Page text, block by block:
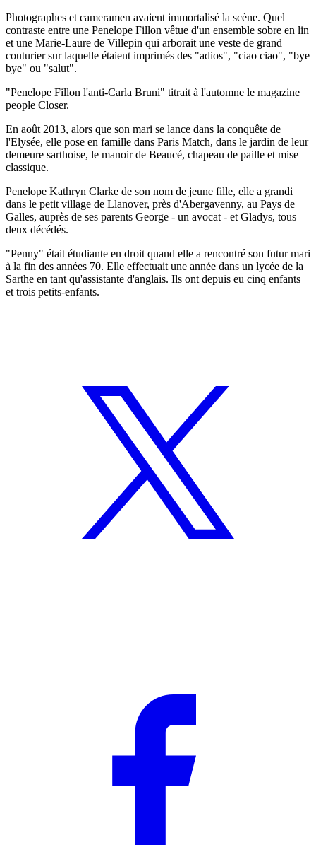
Photographes et cameramen avaient immortalisé la scène. Quel
contraste entre une Penelope Fillon vêtue d'un ensemble sobre en lin
et une Marie-Laure de Villepin qui arborait une veste de grand
couturier sur laquelle étaient imprimés des "adios", "ciao ciao", "bye
bye" ou "salut".
"Penelope Fillon l'anti-Carla Bruni" titrait à l'automne le magazine
people Closer.
En août 2013, alors que son mari se lance dans la conquête de
l'Elysée, elle pose en famille dans Paris Match, dans le jardin de leur
demeure sarthoise, le manoir de Beaucé, chapeau de paille et mise
classique.
Penelope Kathryn Clarke de son nom de jeune fille, elle a grandi
dans le petit village de Llanover, près d'Abergavenny, au Pays de
Galles, auprès de ses parents George - un avocat - et Gladys, tous
deux décédés.
"Penny" était étudiante en droit quand elle a rencontré son futur mari
à la fin des années 70. Elle effectuait une année dans un lycée de la
Sarthe en tant qu'assistante d'anglais. Ils ont depuis eu cinq enfants
et trois petits-enfants.